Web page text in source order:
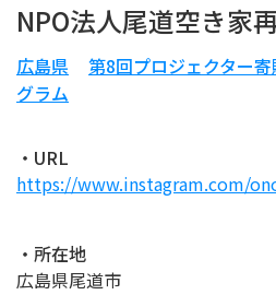
NPO法人尾道空き家
広島県
第8回プロジェクター寄
グラム
・URL
https://www.instagram.com/
・所在地
広島県尾道市